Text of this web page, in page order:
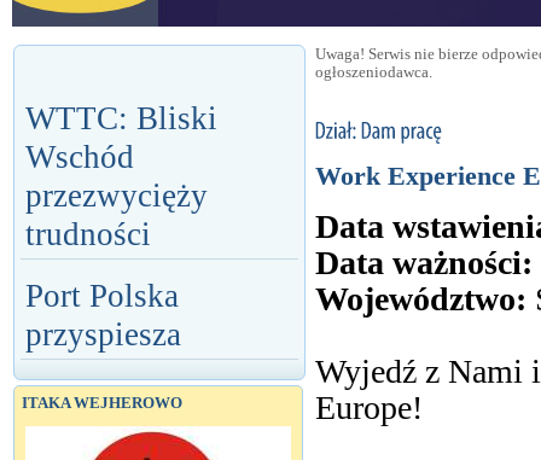
WTTC: Bliski
Wschód
przezwycięży
trudności
Port Polska
przyspiesza
ITAKA WEJHEROWO
Uwaga! Serwis nie bierze
ogłoszeniodawca.
Work Experience
Data
Data ważności:
Województwo:
Wyjedź z Nami
Europe!